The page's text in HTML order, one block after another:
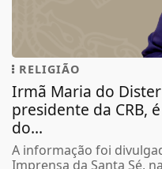
RELIGIÃO
Irmã Maria do
presidente da CRB,
do...
A informação foi
Imprensa da Santa Sé,